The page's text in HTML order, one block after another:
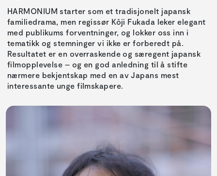
HARMONIUM starter som et tradisjonelt japansk
familiedrama, men regissør Kôji Fukada leker elegant
med publikums forventninger, og lokker oss inn i
tematikk og stemninger vi ikke er forberedt på.
Resultatet er en overraskende og særegent japansk
filmopplevelse – og en god anledning til å stifte
nærmere bekjentskap med en av Japans mest
interessante unge filmskapere.